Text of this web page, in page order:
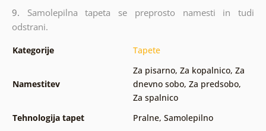
9. Samolepilna tapeta se preprosto namesti in tudi
odstrani.
Kategorije Tapete
Namestitev
Za pisarno, Za kopalnico, Za
dnevno sobo, Za predsobo,
Za spalnico
Tehnologija tapet
Pralne, Samolepilno